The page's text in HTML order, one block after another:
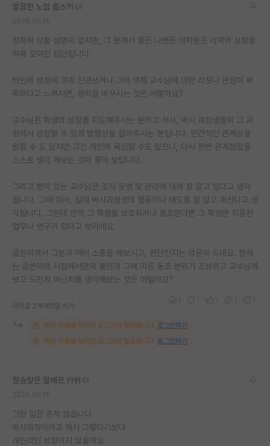
커리어
이벤트
재팬라운지 🌸
깔끔한 노엄 촘스키
정확히 상황 설명이 없지만, 그 분께서 좋든 나쁘든 대학원은 각자의 성장을
위해 모여진 집단입니다.
타인의 성장에 크게 신경쓰거나 그에 의해 교수님에 대한 라포나 관심이 부
족하다고 느껴지면, 생각을 바꾸시는 것은 어떻까요?
교수님은 학생의 성장을 지도해주시는 분이고 석사, 박사 과정생들이 그 과
정에서 성장할 수 있게 방향성을 잡아주시는 분입니다. 인간적인 관계성을
원할 수 도 있지만 그건 개인의 욕심일 수도 있으니, 다시 한번 관계정립을
스스로 생각 해보는 것이 좋아 보입니다.
그리고 짬이 있는 교수님은 조직 운영 및 관리에 대해 잘 알고 있다고 생각
됩니다. 그에 따라, 실제 박사과정생의 행동이나 태도를 잘 알고 계신다고 생
각됩니다. 그런데 만약 그 학생을 보호하거나 옹호한다면 그 학생만 치중된
업무나 연구가 있다고 보이네요.
글쓴이께서 그분과 여러 소통을 해보시고, 판단인지는 의문이 드네요. 현재
는 글쓴이의 시점에서만의 불만과 그에 따른 동조 분위기 조성하고 교수님께
보고 드린게 아닌지를 생각해보는 것은 어떨까요?
대댓글 2개 대댓글 쓰기
해당 댓글을 보려면 로그인이 필요합니다. 로그인하기
해당 댓글을 보려면 로그인이 필요합니다. 로그인하기
청승맞은 알베르 카뮈
그런 일은 흔치 않습니다
박사과정이라고 해서 그렇다기보다
개인적인 성향이지 않을까요